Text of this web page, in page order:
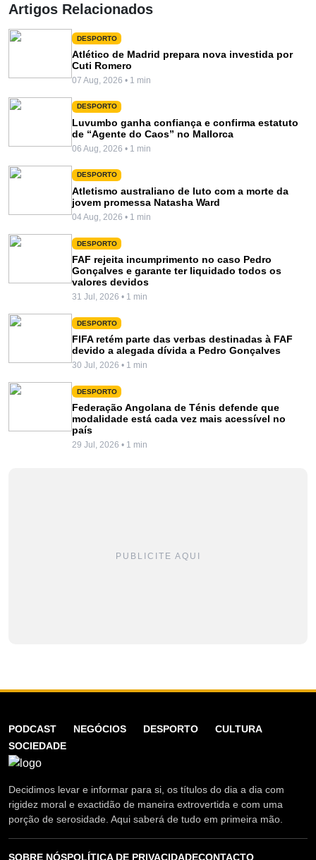
Artigos Relacionados
DESPORTO
Atlético de Madrid prepara nova investida por
Cuti Romero
07 Aug, 2026 • 1 min
DESPORTO
Luvumbo ganha confiança e confirma estatuto
de “Agente do Caos” no Mallorca
06 Aug, 2026 • 1 min
DESPORTO
Atletismo australiano de luto com a morte da
jovem promessa Natasha Ward
04 Aug, 2026 • 1 min
DESPORTO
FAF rejeita incumprimento no caso Pedro
Gonçalves e garante ter liquidado todos os
valores devidos
31 Jul, 2026 • 1 min
DESPORTO
FIFA retém parte das verbas destinadas à FAF
devido a alegada dívida a Pedro Gonçalves
30 Jul, 2026 • 1 min
DESPORTO
Federação Angolana de Ténis defende que
modalidade está cada vez mais acessível no
país
29 Jul, 2026 • 1 min
PUBLICITE AQUI
PODCAST NEGÓCIOS DESPORTO
CULTURA
SOCIEDADE
Decidimos levar e informar para si, os títulos do dia a dia com
rigidez moral e exactidão de maneira extrovertida e com uma
porção de serosidade. Aqui saberá de tudo em primeira mão.
SOBRE NÓSPOLÍTICA DE PRIVACIDADECONTACTO